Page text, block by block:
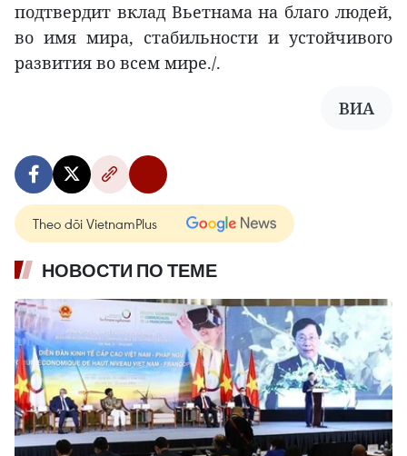
подтвердит вклад Вьетнама на благо людей,
во имя мира, стабильности и устойчивого
развития во всем мире./.
ВИА
Theo dõi VietnamPlus
НОВОСТИ ПО ТЕМЕ